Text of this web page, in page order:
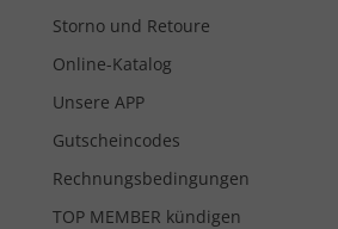
Storno und Retoure
Online-Katalog
Unsere APP
Gutscheincodes
Rechnungsbedingungen
TOP MEMBER kündigen